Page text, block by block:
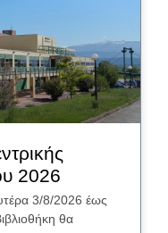
2026
3/8/2026 έως
θα